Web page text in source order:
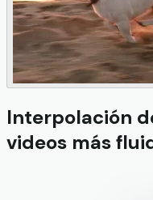
Interpolación
videos más